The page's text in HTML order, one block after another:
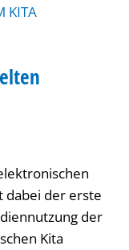
KITA
dabei der erste
der
Kita